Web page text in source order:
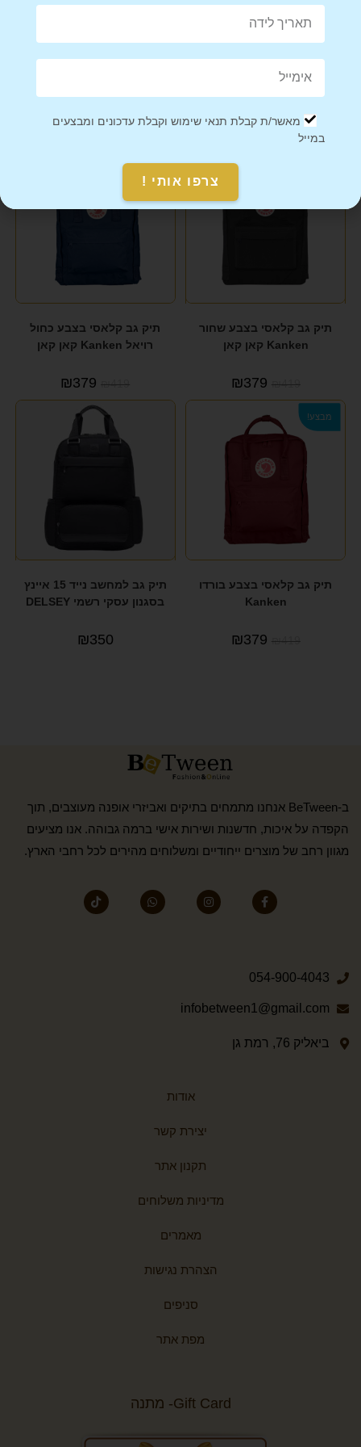
Pin This Product
מוצרים קשורים
תיק גב קלאסי בצבע שחור
Kanken קאן קאן
₪419
₪379
תיק גב קלאסי בצבע כחול
רויאל Kanken קאן קאן
₪419
₪379
מבצע!
תיק גב קלאסי בצבע בורדו
Kanken
₪419
₪379
תיק גב למחשב נייד 15 איינץ
בסגנון עסקי רשמי DELSEY
₪350
ב-BeTween אנחנו מתמחים בתיקים ואביזרי אופנה מעוצבים, תוך
הקפדה על איכות, חדשנות ושירות אישי ברמה גבוהה. אנו מציעים
מגוון רחב של מוצרים ייחודיים ומשלוחים מהירים לכל רחבי הארץ.
054-900-4043
infobetween1@gmail.com
ביאליק 76, רמת גן
אודות
יצירת קשר
תקנון אתר
מדיניות משלוחים
מאמרים
הצהרת נגישות
סניפים
מפת אתר
Gift Card- מתנה
מאשר/ת קבלת תנאי שימוש וקבלת עדכונים ומבצעים
במייל
צרפו אותי !